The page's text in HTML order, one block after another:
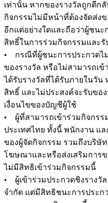
เท่านั้น หากของรางวัลถูกตีก
กิจกรรมไม่มีหน้าที่ต้องจัดส่ง
อีกแต่อย่างใดและถือว่าผู้ชนะ
สิทธิ์ในการร่วมกิจกรรมและรั
• กรณีที่ผู้ชนะการประกวดไ
ของรางวัล หรือไม่สามารถเ
ได้รับรางวัลที่ได้รับภายในวัน
สิทธิ์ และไม่ประสงค์จะรับขอ
เงื่อนไขของบัญชีผู้ใช้
• ผู้ที่สามารถเข้าร่วมกิจกรร
ประเทศไทย ทั้งนี้ พนักงาน แ
ของผู้จัดกิจกรรม รวมถึงบริษั
โฆษณาและหรือส่งเสริมการ
ไม่มีสิทธิเข้าร่วมกิจกรรมนี้
• ผู้เข้าร่วมประกวดชิงรางวั
จำกัด แต่มีสิทธิชนะการประก